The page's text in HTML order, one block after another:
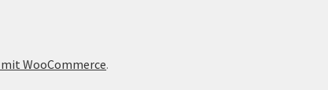
werden
WooCommerce.